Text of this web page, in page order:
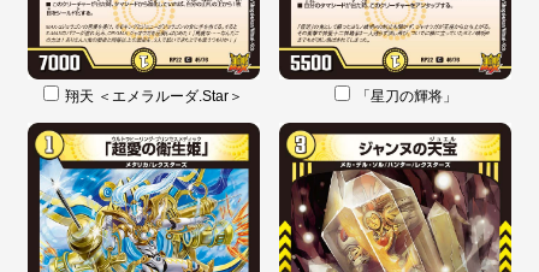
翔天 ＜エメラルーダ.Star＞ 「星刀の輝将」